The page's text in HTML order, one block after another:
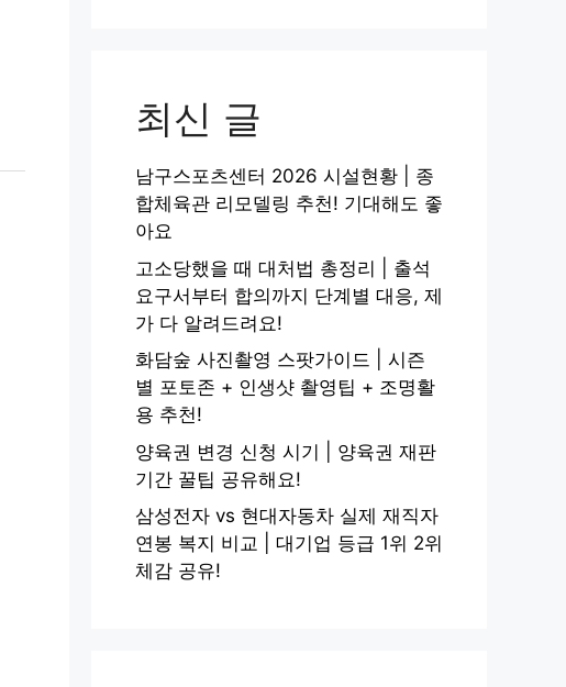
최신 글
남구스포츠센터 2026 시설현황 | 종
합체육관 리모델링 추천! 기대해도 좋
아요
고소당했을 때 대처법 총정리 | 출석
요구서부터 합의까지 단계별 대응, 제
가 다 알려드려요!
화담숲 사진촬영 스팟가이드 | 시즌
별 포토존 + 인생샷 촬영팁 + 조명활
용 추천!
양육권 변경 신청 시기 | 양육권 재판
기간 꿀팁 공유해요!
삼성전자 vs 현대자동차 실제 재직자
연봉 복지 비교 | 대기업 등급 1위 2위
체감 공유!